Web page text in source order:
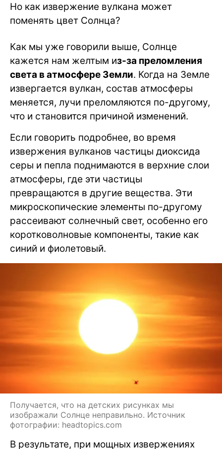
Но как извержение вулкана может
поменять цвет Солнца?
Как мы уже говорили выше, Солнце
кажется нам желтым из-за преломления
света в атмосфере Земли. Когда на Земле
извергается вулкан, состав атмосферы
меняется, лучи преломляются по-другому,
что и становится причиной изменений.
Если говорить подробнее, во время
извержения вулканов частицы диоксида
серы и пепла поднимаются в верхние слои
атмосферы, где эти частицы
превращаются в другие вещества. Эти
микроскопические элементы по-другому
рассеивают солнечный свет, особенно его
коротковолновые компоненты, такие как
синий и фиолетовый.
Получается, что на детских рисунках мы
изображали Солнце неправильно. Источник
фотографии: headtopics.com
В результате, при мощных извержениях